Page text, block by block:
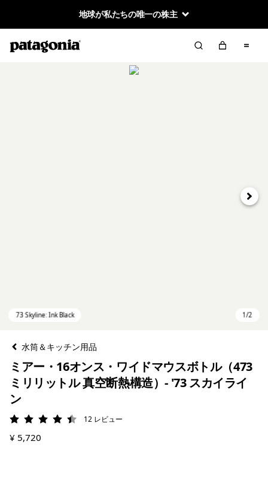
地球が私たちの唯一の株主
次へ
水筒＆キッチン用品
ミアー・16オンス・ワイドマウスボトル（473
ミリリットル 真空断熱構造）- '73 スカイライ
ン
評価: 4.4 / 5
12 レビュー
¥ 5,720